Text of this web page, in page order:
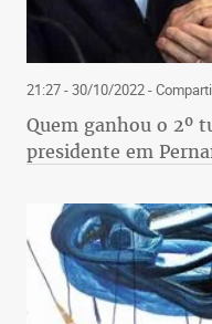
21:27 - 30/10/2022-
Quem ganhou o 2º
presidente em